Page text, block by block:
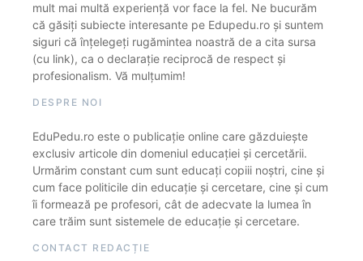
mult mai multă experiență vor face la fel. Ne bucurăm
că găsiți subiecte interesante pe Edupedu.ro și suntem
siguri că înțelegeți rugămintea noastră de a cita sursa
(cu link), ca o declarație reciprocă de respect și
profesionalism. Vă mulțumim!
DESPRE NOI
EduPedu.ro este o publicație online care găzduiește
exclusiv articole din domeniul educației și cercetării.
Urmărim constant cum sunt educați copiii noștri, cine și
cum face politicile din educație și cercetare, cine și cum
îi formează pe profesori, cât de adecvate la lumea în
care trăim sunt sistemele de educație și cercetare.
CONTACT REDACȚIE